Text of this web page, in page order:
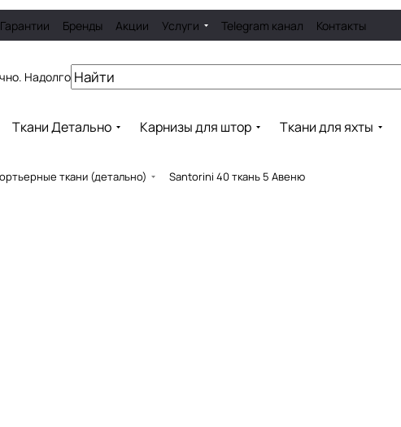
Гарантии Бренды Акции Услуги Telegram канал Контакты
Надолго
Ткани Детально Карнизы для штор Ткани для яхты
ткани (детально) Santorini 40 ткань 5 Авеню